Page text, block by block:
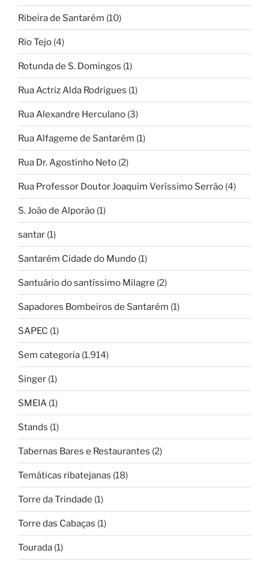
Ribeira de Santarém (10)
Rio Tejo (4)
Rotunda de S. Domingos (1)
Rua Actriz Alda Rodrigues (1)
Rua Alexandre Herculano (3)
Rua Alfageme de Santarém (1)
Rua Dr. Agostinho Neto (2)
Rua Professor Doutor Joaquim Veríssimo Serrão (4)
S. João de Alporão (1)
santar (1)
Santarém Cidade do Mundo (1)
Santuário do santíssimo Milagre (2)
Sapadores Bombeiros de Santarém (1)
SAPEC (1)
Sem categoria (1.914)
Singer (1)
SMEIA (1)
Stands (1)
Tabernas Bares e Restaurantes (2)
Temáticas ribatejanas (18)
Torre da Trindade (1)
Torre das Cabaças (1)
Tourada (1)